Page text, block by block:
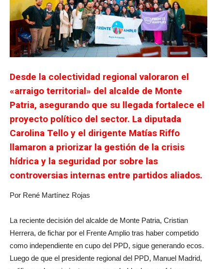
Desde la colectividad regional valoraron el
«arraigo territorial» del alcalde de Monte
Patria, asegurando que su llegada fortalece el
proyecto político del sector. La diputada
Carolina Tello y el dirigente Matías Riffo
llamaron a priorizar la gestión de la crisis
hídrica y la seguridad por sobre las
controversias internas entre partidos aliados.
Por René Martínez Rojas
La reciente decisión del alcalde de Monte Patria, Cristian
Herrera, de fichar por el Frente Amplio tras haber competido
como independiente en cupo del PPD, sigue generando ecos.
Luego de que el presidente regional del PPD, Manuel Madrid,